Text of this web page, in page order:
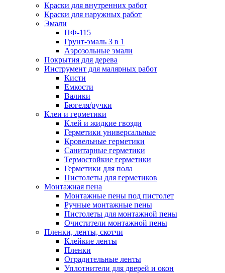
Краски для внутренних работ
Краски для наружных работ
Эмали
ПФ-115
Грунт-эмаль 3 в 1
Аэрозольные эмали
Покрытия для дерева
Инструмент для малярных работ
Кисти
Емкости
Валики
Бюгеля/ручки
Клеи и герметики
Клей и жидкие гвозди
Герметики универсальные
Кровельные герметики
Санитарные герметики
Термостойкие герметики
Герметики для пола
Пистолеты для герметиков
Монтажная пена
Монтажные пены под пистолет
Ручные монтажные пены
Пистолеты для монтажной пены
Очистители монтажной пены
Пленки, ленты, скотчи
Клейкие ленты
Пленки
Оградительные ленты
Уплотнители для дверей и окон